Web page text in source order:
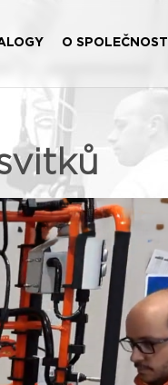
O SPOLEČNOSTI